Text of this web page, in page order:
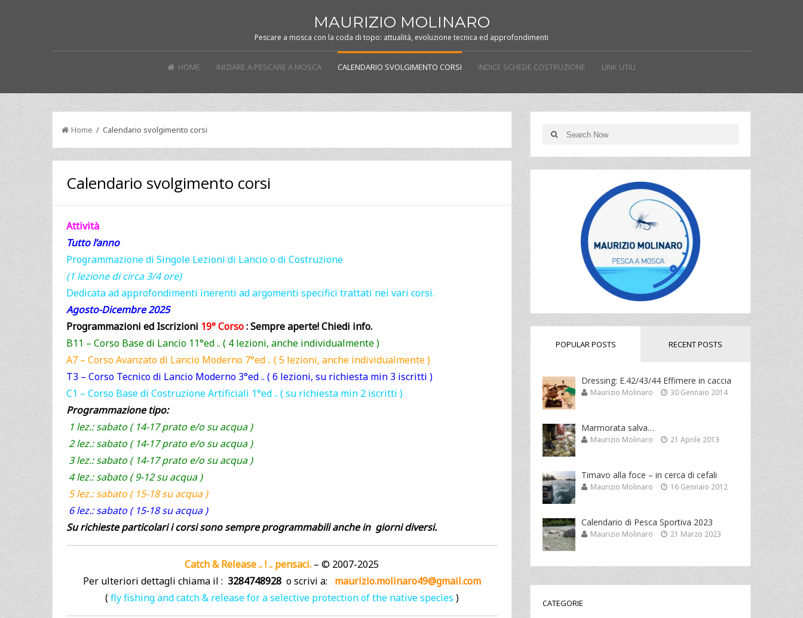
MAURIZIO MOLINARO
Pescare a mosca con la coda di topo: attualità, evoluzione tecnica ed approfondimenti
HOME INIZIARE A PESCARE A MOSCA CALENDARIO SVOLGIMENTO CORSI INDICE SCHEDE COSTRUZIONE LINK UTILI
Home / Calendario svolgimento corsi
Calendario svolgimento corsi
Attività
Tutto l’anno
Programmazione di Singole Lezioni di Lancio o di Costruzione
(1 lezione di circa 3/4 ore)
Dedicata ad approfondimenti inerenti ad argomenti specifici trattati nei vari corsi.
Agosto-Dicembre 2025
Programmazioni ed Iscrizioni 19° Corso: Sempre aperte! Chiedi info.
B11 – Corso Base di Lancio 11°ed .. ( 4 lezioni, anche individualmente )
A7 – Corso Avanzato di Lancio Moderno 7°ed .. ( 5 lezioni, anche individualmente )
T3 – Corso Tecnico di Lancio Moderno 3°ed .. ( 6 lezioni, su richiesta min 3 iscritti )
C1 – Corso Base di Costruzione Artificiali 1°ed .. ( su richiesta min 2 iscritti )
Programmazione tipo:
1 lez.: sabato ( 14-17 prato e/o su acqua )
2 lez.: sabato ( 14-17 prato e/o su acqua )
3 lez.: sabato ( 14-17 prato e/o su acqua )
4 lez.: sabato ( 9-12 su acqua )
5 lez.: sabato ( 15-18 su acqua )
6 lez.: sabato ( 15-18 su acqua )
Su richieste particolari i corsi sono sempre programmabili anche in giorni diversi.
Catch & Release .. ! .. pensaci. – © 2007-2025
Per ulteriori dettagli chiama il : 3284748928o scrivi a: maurizio.molinaro49@gmail.com
(fly fishing and catch & release for a selective protection of the native species )
POPULAR POSTS RECENT POSTS
Dressing: E.42/43/44 Effimere in caccia
Maurizio Molinaro 30 Gennaio 2014
Marmorata salva…
Maurizio Molinaro 21 Aprile 2013
Timavo alla foce – in cerca di cefali
Maurizio Molinaro 16 Gennaio 2012
Calendario di Pesca Sportiva 2023
Maurizio Molinaro 21 Marzo 2023
CATEGORIE